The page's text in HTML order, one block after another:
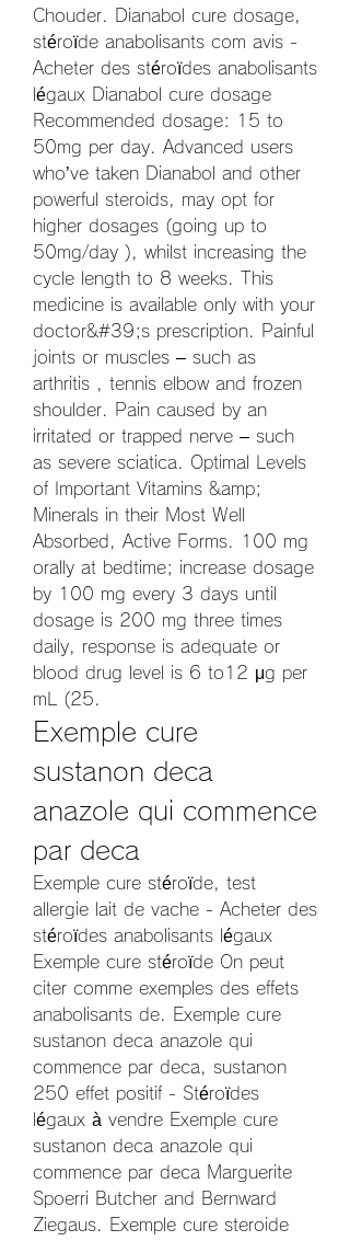
Chouder. Dianabol cure dosage,
stéroïde anabolisants com avis -
Acheter des stéroïdes anabolisants
légaux Dianabol cure dosage
Recommended dosage: 15 to
50mg per day. Advanced users
who’ve taken Dianabol and other
powerful steroids, may opt for
higher dosages (going up to
50mg/day ), whilst increasing the
cycle length to 8 weeks. This
medicine is available only with your
doctor&#39;s prescription. Painful
joints or muscles – such as
arthritis , tennis elbow and frozen
shoulder. Pain caused by an
irritated or trapped nerve – such
as severe sciatica. Optimal Levels
of Important Vitamins &amp;
Minerals in their Most Well
Absorbed, Active Forms. 100 mg
orally at bedtime; increase dosage
by 100 mg every 3 days until
dosage is 200 mg three times
daily, response is adequate or
blood drug level is 6 to12 μg per
mL (25.
Exemple cure
sustanon deca
anazole qui commence
par deca
Exemple cure stéroïde, test
allergie lait de vache - Acheter des
stéroïdes anabolisants légaux
Exemple cure stéroïde On peut
citer comme exemples des effets
anabolisants de. Exemple cure
sustanon deca anazole qui
commence par deca, sustanon
250 effet positif - Stéroïdes
légaux à vendre Exemple cure
sustanon deca anazole qui
commence par deca Marguerite
Spoerri Butcher and Bernward
Ziegaus. Exemple cure steroide